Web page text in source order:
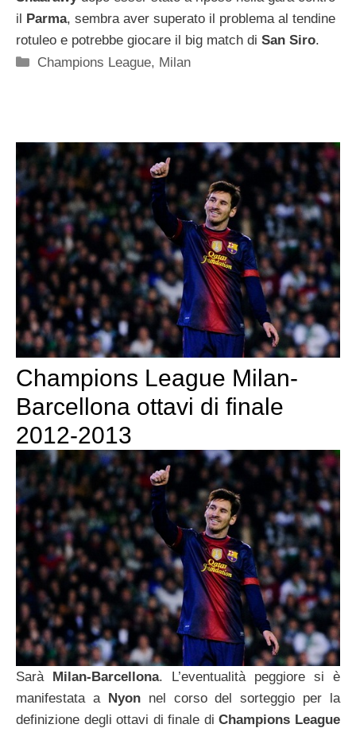
il Parma, sembra aver superato il problema al tendine
rotuleo e potrebbe giocare il big match di San Siro.
Categorie
Champions League, Milan
Champions League Milan-
Barcellona ottavi di finale
2012-2013
Sarà Milan-Barcellona. L’eventualità peggiore si è
manifestata a Nyonnel corso del sorteggio per la
definizione degli ottavi di finale diChampions League